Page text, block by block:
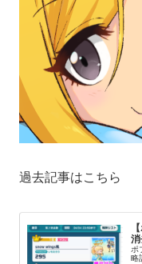
過去記事はこちら
ポ
略